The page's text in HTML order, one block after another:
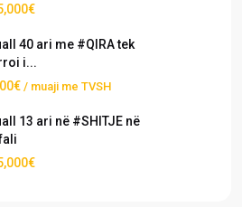
40 ari me #QIRA tek
i...
/ muaji me TVSH
13 ari në #SHITJE në